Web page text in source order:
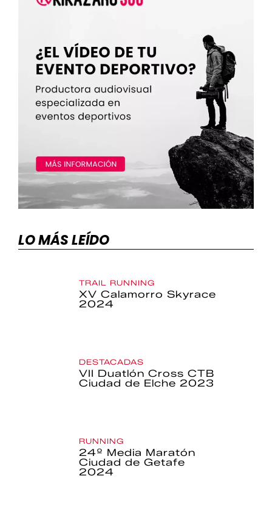
LO MÁS LEÍDO
TRAIL RUNNING
XV Calamorro Skyrace
2024
DESTACADAS
VII Duatlón Cross CTB
Ciudad de Elche 2023
RUNNING
24º Media Maratón
Ciudad de Getafe
2024